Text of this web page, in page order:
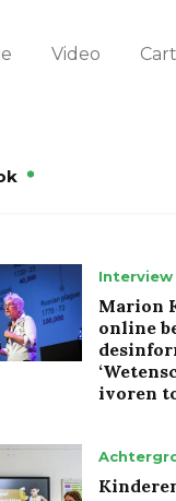
Video
Interview
Marion
online
ivoren